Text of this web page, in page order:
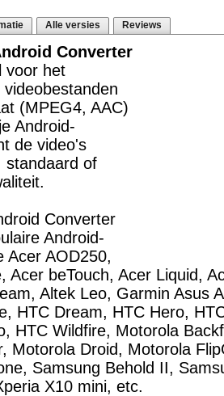
Alle versies Reviews
Converter
voor het
(MPEG4, AAC)
Android-
de video's
standaard of
Converter
Android-
Acer AOD250,
Acer beTouch, Acer Liquid,
Altek Leo, Garmin Asus
HTC Dream, HTC Hero,
HTC Wildfire, Motorola
Motorola Droid, Motorola
Samsung Behold II,
X10 mini, etc.